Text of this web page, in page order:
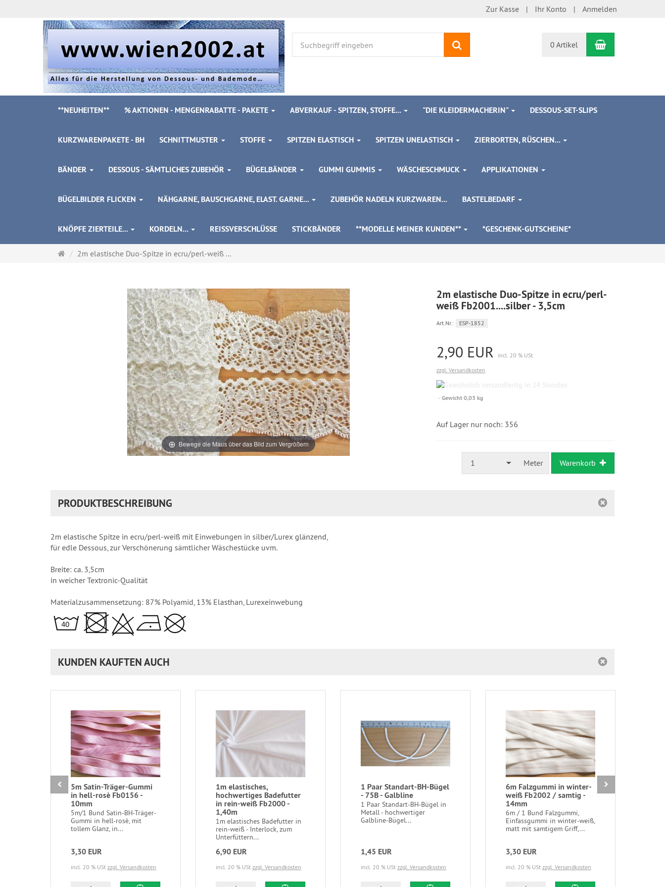
Zur Kasse Ihr Konto Anmelden
0 Artikel Warenkorb
**NEUHEITEN** % AKTIONEN - MENGENRABATTE - PAKETE ABVERKAUF - SPITZEN, STOFFE... "DIE KLEIDERMACHERIN" DESSOUS-SET-SLIPS
KURZWARENPAKETE - BH SCHNITTMUSTER STOFFE SPITZEN ELASTISCH SPITZEN UNELASTISCH ZIERBORTEN, RÜSCHEN...
BÄNDER DESSOUS - SÄMTLICHES ZUBEHÖR BÜGELBÄNDER GUMMI GUMMIS WÄSCHESCHMUCK APPLIKATIONEN
BÜGELBILDER FLICKEN NÄHGARNE, BAUSCHGARNE, ELAST. GARNE... ZUBEHÖR NADELN KURZWAREN... BASTELBEDARF
KNÖPFE ZIERTEILE... KORDELN... REISSVERSCHLÜSSE STICKBÄNDER **MODELLE MEINER KUNDEN** *GESCHENK-GUTSCHEINE*
Startseite
2m elastische Duo-Spitze in ecru/perl-weiß ...
Bewege die Maus über das Bild zum Vergrößern
2m elastische Duo-Spitze in ecru/perl-
weiß Fb2001....silber - 3,5cm
Art.Nr.: ESP-1852
2,90 EUR
incl. 20 % USt
zzgl. Versandkosten
Gewicht 0,03 kg
Auf Lager nur noch: 356
1 Meter Warenkorb
PRODUKTBESCHREIBUNG
2m elastische Spitze in ecru/perl-weiß mit Einwebungen in silber/Lurex glänzend,
für edle Dessous, zur Verschönerung sämtlicher Wäschestücke uvm.
Breite: ca. 3,5cm
in weicher Textronic-Qualität
Materialzusammensetzung: 87% Polyamid, 13% Elasthan, Lurexeinwebung
KUNDEN KAUFTEN AUCH
5m Satin-Träger-Gummi
in hell-rosè Fb0156 -
10mm
5m/1 Bund Satin-BH-Träger-
Gummi in hell-rosè, mit
tollem Glanz, in...
3,30 EUR
incl. 20 % USt zzgl. Versandkosten
1m elastisches,
hochwertiges Badefutter
in rein-weiß Fb2000 -
1,40m
1m elastisches Badefutter in
rein-weiß - Interlock, zum
Unterfüttern...
6,90 EUR
incl. 20 % USt zzgl. Versandkosten
1 Paar Standart-BH-Bügel
- 75B - Galbline
1 Paar Standart-BH-Bügel in
Metall - hochwertiger
Galbline-Bügel...
1,45 EUR
incl. 20 % USt zzgl. Versandkosten
6m Falzgummi in winter-
weiß Fb2002 / samtig -
14mm
6m / 1 Bund Falzgummi,
Einfassgummi in winter-weiß,
matt mit samtigem Griff,...
3,30 EUR
incl. 20 % USt zzgl. Versandkosten